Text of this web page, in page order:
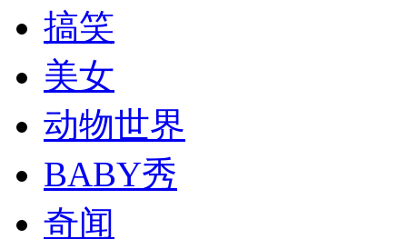
纽约上演“枕头大战”
搞笑
美女
动物世界
BABY秀
奇闻